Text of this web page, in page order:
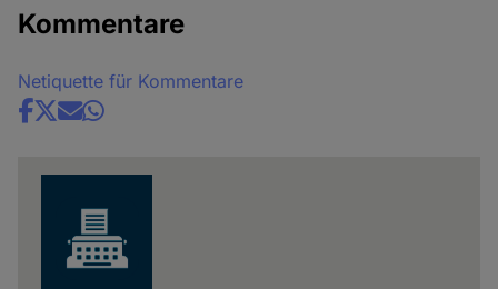
Kommentare
Netiquette für Kommentare
Share